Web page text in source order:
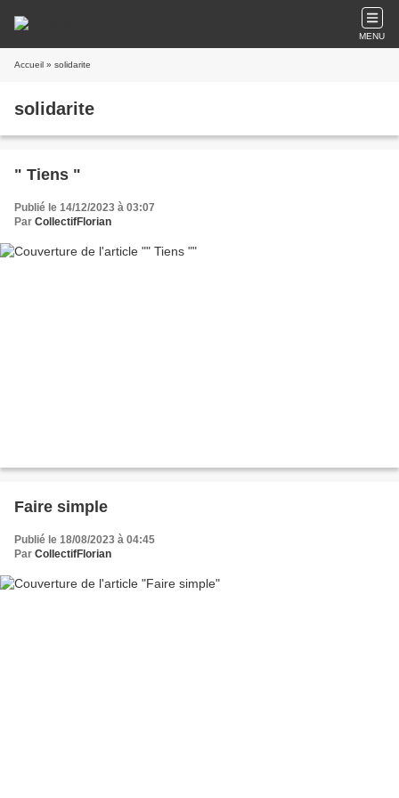
MENU
Accueil » solidarite
solidarite
" Tiens "
Publié le 14/12/2023 à 03:07
Par CollectifFlorian
Faire simple
Publié le 18/08/2023 à 04:45
Par CollectifFlorian